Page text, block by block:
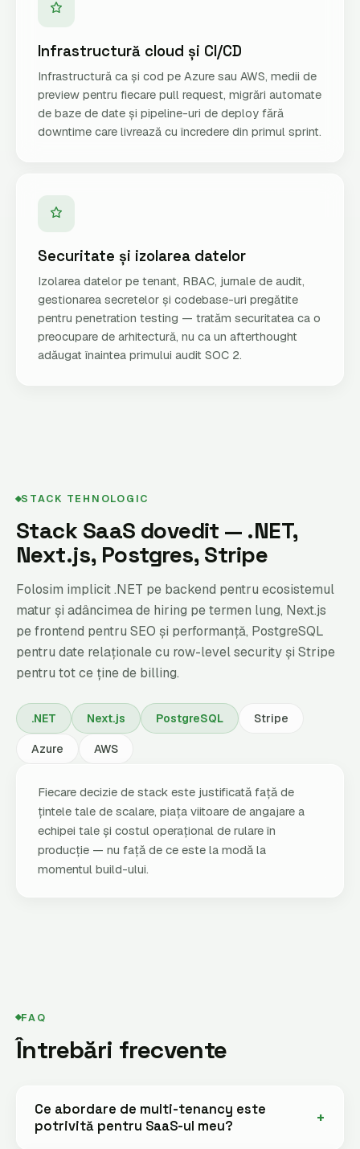
Infrastructură cloud și CI/CD
Infrastructură ca și cod pe Azure sau AWS, medii de
preview pentru fiecare pull request, migrări automate
de baze de date și pipeline-uri de deploy fără
downtime care livrează cu încredere din primul sprint.
Securitate și izolarea datelor
Izolarea datelor pe tenant, RBAC, jurnale de audit,
gestionarea secretelor și codebase-uri pregătite
pentru penetration testing — tratăm securitatea ca o
preocupare de arhitectură, nu ca un afterthought
adăugat înaintea primului audit SOC 2.
STACK TEHNOLOGIC
Stack SaaS dovedit — .NET,
Next.js, Postgres, Stripe
Folosim implicit .NET pe backend pentru ecosistemul
matur și adâncimea de hiring pe termen lung, Next.js
pe frontend pentru SEO și performanță, PostgreSQL
pentru date relaționale cu row-level security și Stripe
pentru tot ce ține de billing.
.NET Next.js PostgreSQL Stripe
Azure AWS
Fiecare decizie de stack este justificată față de
țintele tale de scalare, piața viitoare de angajare a
echipei tale și costul operațional de rulare în
producție — nu față de ce este la modă la
momentul build-ului.
FAQ
Întrebări frecvente
Ce abordare de multi-tenancy este
potrivită pentru SaaS-ul meu?